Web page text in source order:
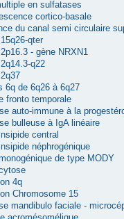
en sulfatases
cortico-basale
du canal semi circulaire
qter
- gène NRXN1
q22
6q de 6q26 à 6q27
fronto temporale
auto-immune à la
bulleuse à IgA linéaire
central
néphrogénique
de type MODY
4q
Chromosome 15
mandibulo faciale -